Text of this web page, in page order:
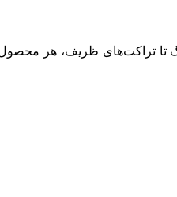
تا تراکت‌های ظریف، هر محصول